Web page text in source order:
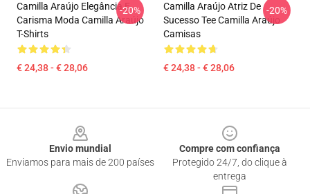
Camilla Araújo Elegância E
Carisma Moda Camilla Araújo
T-Shirts
€ 24,38 - € 28,06
-20%
Camilla Araújo Atriz De
Sucesso Tee Camilla Araújo
Camisas
€ 24,38 - € 28,06
-20%
Envio mundial
Enviamos para mais de 200 países
Compre com confiança
Protegido 24/7, do clique à
entrega